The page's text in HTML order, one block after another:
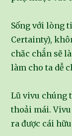
Sống với lòng
Certainty),
chăc chắn sẽ
làm cho ta dễ
Lũ vivu chúng
thoải mái.
ra được cái